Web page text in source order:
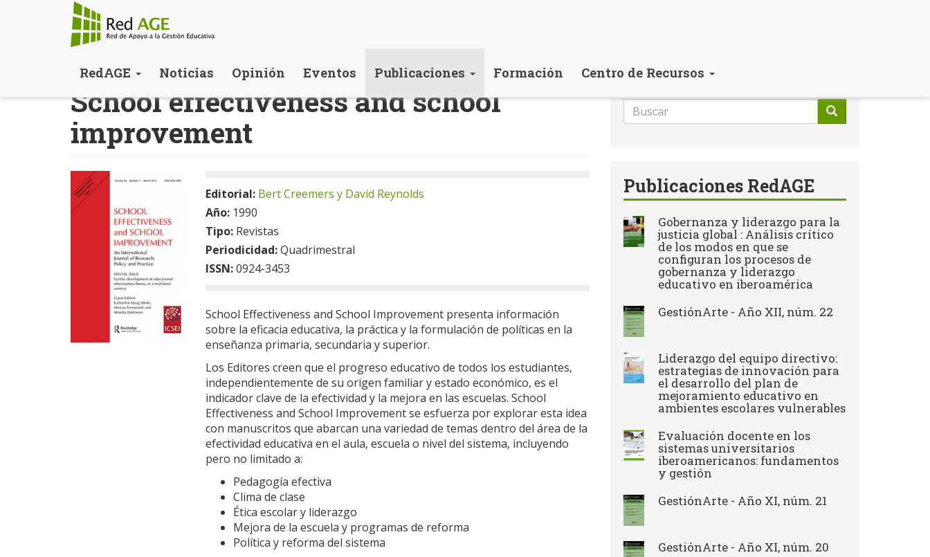
contenido
RedAGE Noticias Opinión Eventos Publicaciones Formación Centro de Recursos
School effectiveness and school
improvement
Editorial: Bert Creemers y David Reynolds
Año: 1990
Tipo: Revistas
Periodicidad:Quadrimestral
ISSN:0924-3453
School Effectiveness and School Improvement presenta información
sobre la eficacia educativa, la práctica y la formulación de políticas en la
enseñanza primaria, secundaria y superior.
Los Editores creen que el progreso educativo de todos los estudiantes,
independientemente de su origen familiar y estado económico, es el
indicador clave de la efectividad y la mejora en las escuelas. School
Effectiveness and School Improvement se esfuerza por explorar esta idea
con manuscritos que abarcan una variedad de temas dentro del área de la
efectividad educativa en el aula, escuela o nivel del sistema, incluyendo
pero no limitado a:
Pedagogía efectiva
Clima de clase
Ética escolar y liderazgo
Mejora de la escuela y programas de reforma
Política y reforma del sistema
Formulario
de
Publicaciones RedAGE
Gobernanza y liderazgo para la
justicia global : Análisis crítico
de los modos en que se
configuran los procesos de
gobernanza y liderazgo
educativo en iberoamérica
GestiónArte - Año XII, núm. 22
Liderazgo del equipo directivo:
estrategias de innovación para
el desarrollo del plan de
mejoramiento educativo en
ambientes escolares vulnerables
Evaluación docente en los
sistemas universitarios
iberoamericanos: fundamentos
y gestión
GestiónArte - Año XI, núm. 21
GestiónArte - Año XI, núm. 20